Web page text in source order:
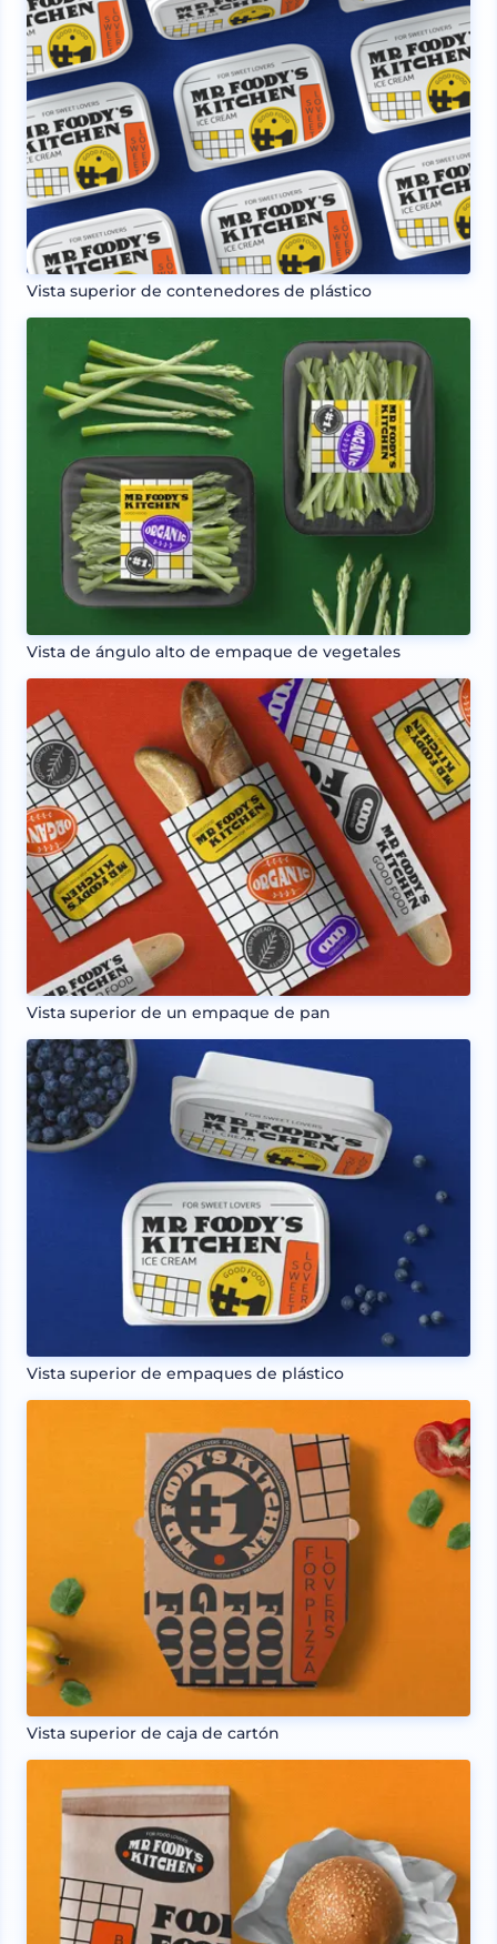
Vista superior de contenedores de plástico
Vista de ángulo alto de empaque de vegetales
Vista superior de un empaque de pan
Vista superior de empaques de plástico
Vista superior de caja de cartón